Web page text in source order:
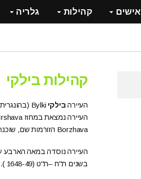
אישים קהילות גלריה
קהילות בילקי
העיירה בילקיBylki (בהונגרית Bilke)
Borzhava הזורמות שם, שוכנת על הכביש הראשי בין Munkács לHuszt.
העיירה נוסדה במאה הארבע
בשנים ת"ח –ת"ט (1648-49 ). כהוכחה נמצאו מצבות בבית הקברות היהודי עם התאריכים מהשנים ההם.